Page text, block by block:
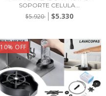
SOPORTE CELULA...
$5.920 $5.330
10% OFF